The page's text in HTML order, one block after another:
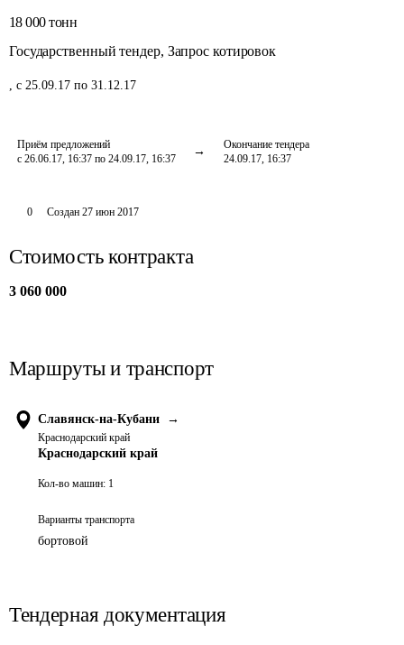
18 000 тонн
Государственный тендер, Запрос котировок
, с 25.09.17 по 31.12.17
Приём предложений
с 26.06.17, 16:37 по 24.09.17, 16:37
Окончание тендера
24.09.17, 16:37
0 Создан 27 июн 2017
Стоимость контракта
3 060 000
Маршруты и транспорт
Славянск-на-Кубани →
Краснодарский край
Краснодарский край
Кол-во машин: 1
Варианты транспорта
бортовой
Тендерная документация